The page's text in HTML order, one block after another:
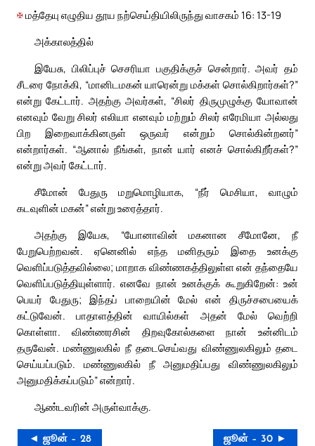
✠மத்தேயு எழுதிய தூய நற்செய்தியிலிருந்து வாசகம் 16: 13-19
அக்காலத்தில்
இயேசு, பிலிப்புச் செசரியா பகுதிக்குச் சென்றார். அவர் தம்
சீடரை நோக்கி, “மானிடமகன் யாரென்று மக்கள் சொல்கிறார்கள்?”
என்று கேட்டார். அதற்கு அவர்கள், “சிலர் திருமுழுக்கு யோவான்
எனவும் வேறு சிலர் எலியா எனவும் மற்றும் சிலர் எரேமியா அல்லது
பிற இறைவாக்கினருள் ஒருவர் என்றும் சொல்கின்றனர்”
என்றார்கள். “ஆனால் நீங்கள், நான் யார் எனச் சொல்கிறீர்கள்?”
என்று அவர் கேட்டார்.
சீமோன் பேதுரு மறுமொழியாக, “நீர் மெசியா, வாழும்
கடவுளின் மகன்” என்று உரைத்தார்.
அதற்கு இயேசு, “யோனாவின் மகனான சீமோனே, நீ
பேறுபெற்றவன். ஏனெனில் எந்த மனிதரும் இதை உனக்கு
வெளிப்படுத்தவில்லை; மாறாக விண்ணகத்திலுள்ள என் தந்தையே
வெளிப்படுத்தியுள்ளார். எனவே நான் உனக்குக் கூறுகிறேன்: உன்
பெயர் பேதுரு; இந்தப் பாறையின் மேல் என் திருச்சபையைக்
கட்டுவேன். பாதாளத்தின் வாயில்கள் அதன் மேல் வெற்றி
கொள்ளா. விண்ணரசின் திறவுகோல்களை நான் உன்னிடம்
தருவேன். மண்ணுலகில் நீ தடைசெய்வது விண்ணுலகிலும் தடை
செய்யப்படும். மண்ணுலகில் நீ அனுமதிப்பது விண்ணுலகிலும்
அனுமதிக்கப்படும்” என்றார்.
ஆண்டவரின் அருள்வாக்கு.
◄ ஜூன் – 28 ஜூன் – 30 ►